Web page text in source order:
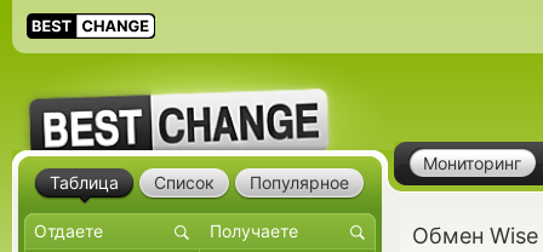
Мониторинг
Обмен Wise
Таблица Список Популярное